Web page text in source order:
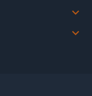

